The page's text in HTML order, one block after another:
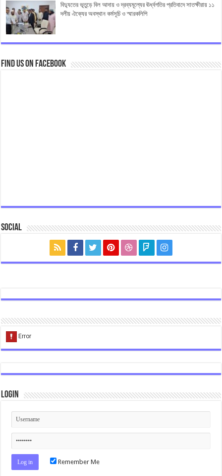
বিদ্যুতের ভূতুড়ে বিল আদায় ও দ্রব্যমূল্যের ঊর্ধ্বগতির প্রতিবাদে সাতক্ষীরায় ১১
দলীয় ঐক্যের অবস্থান কর্মসূচি ও স্মারকলিপি
Find us on Facebook
Social
Login
Remember Me